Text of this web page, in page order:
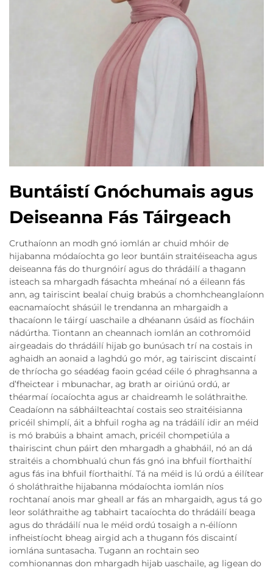
Buntáistí Gnóchumais agus
Deiseanna Fás Táirgeach
Cruthaíonn an modh gnó iomlán ar chuid mhóir de
hijabanna módaíochta go leor buntáin straitéiseacha agus
deiseanna fás do thurgnóirí agus do thrádáilí a thagann
isteach sa mhargadh fásachta mheánaí nó a éileann fás
ann, ag tairiscint bealaí chuig brabús a chomhcheanglaíonn
eacnamaíocht shásúil le trendanna an mhargaidh a
thacaíonn le táirgí uaschaile a dhéanann úsáid as fíocháin
nádúrtha. Tiontann an cheannach iomlán an cothromóid
airgeadais do thrádáilí hijab go bunúsach trí na costais in
aghaidh an aonaid a laghdú go mór, ag tairiscint discaintí
de thríocha go séadéag faoin gcéad céile ó phraghsanna a
d’fheictear i mbunachar, ag brath ar oiriúnú ordú, ar
théarmaí íocaíochta agus ar chaidreamh le soláthraithe.
Ceadaíonn na sábháilteachtaí costais seo straitéisianna
pricéil shimplí, áit a bhfuil rogha ag na trádáilí idir an méid
is mó brabúis a bhaint amach, pricéil chompetiúla a
thairiscint chun páirt den mhargadh a ghabháil, nó an dá
straitéis a chombhualú chun fás gnó ina bhfuil fíorthaithí
agus fás ina bhfuil fíorthaithí. Tá na méid is lú ordú a éilítear
ó sholáthraithe hijabanna módaíochta iomlán níos
rochtanaí anois mar gheall ar fás an mhargaidh, agus tá go
leor soláthraithe ag tabhairt tacaíochta do thrádáilí beaga
agus do thrádáilí nua le méid ordú tosaigh a n-éilíonn
infheistíocht bheag airgid ach a thugann fós discaintí
iomlána suntasacha. Tugann an rochtain seo
comhionannas don mhargadh hijab uaschaile, ag ligean do